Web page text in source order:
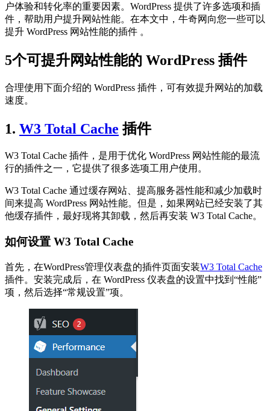
户体验和转化率的重要因素。WordPress 提供了许多选项和插
件，帮助用户提升网站性能。在本文中，牛奇网向您一些可以
提升 WordPress 网站性能的插件 。
5个可提升网站性能的 WordPress 插件
合理使用下面介绍的 WordPress 插件，可有效提升网站的加载
速度。
1. W3 Total Cache 插件
W3 Total Cache 插件，是用于优化 WordPress 网站性能的最流
行的插件之一，它提供了很多选项工用户使用。
W3 Total Cache 通过缓存网站、提高服务器性能和减少加载时
间来提高 WordPress 网站性能。但是，如果网站已经安装了其
他缓存插件，最好现将其卸载，然后再安装 W3 Total Cache。
如何设置 W3 Total Cache
首先，在WordPress管理仪表盘的插件页面安装W3 Total Cache
插件。安装完成后，在 WordPress 仪表盘的设置中找到“性能”
项，然后选择“常规设置”项。